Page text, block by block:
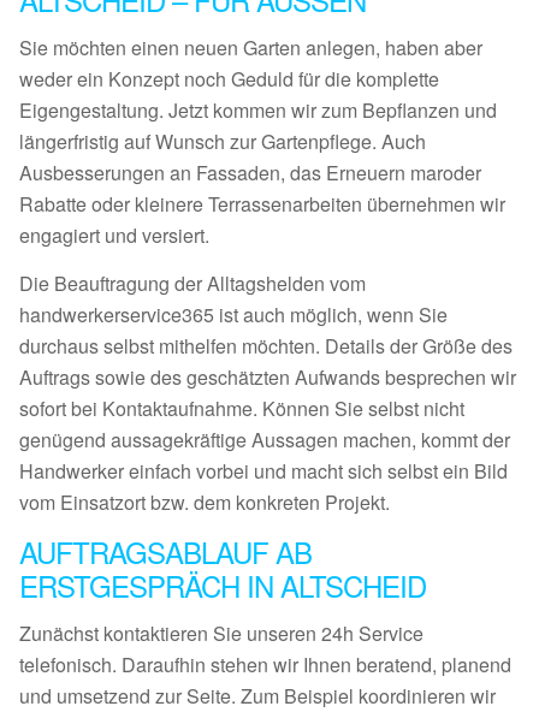
Sie möchten einen neuen Garten anlegen, haben aber
weder ein Konzept noch Geduld für die komplette
Eigengestaltung. Jetzt kommen wir zum Bepflanzen und
längerfristig auf Wunsch zur Gartenpflege. Auch
Ausbesserungen an Fassaden, das Erneuern maroder
Rabatte oder kleinere Terrassenarbeiten übernehmen wir
engagiert und versiert.
Die Beauftragung der Alltagshelden vom
handwerkerservice365 ist auch möglich, wenn Sie
durchaus selbst mithelfen möchten. Details der Größe des
Auftrags sowie des geschätzten Aufwands besprechen wir
sofort bei Kontaktaufnahme. Können Sie selbst nicht
genügend aussagekräftige Aussagen machen, kommt der
Handwerker einfach vorbei und macht sich selbst ein Bild
vom Einsatzort bzw. dem konkreten Projekt.
AUFTRAGSABLAUF AB
ERSTGESPRÄCH IN ALTSCHEID
Zunächst kontaktieren Sie unseren 24h Service
telefonisch. Daraufhin stehen wir Ihnen beratend, planend
und umsetzend zur Seite. Zum Beispiel koordinieren wir